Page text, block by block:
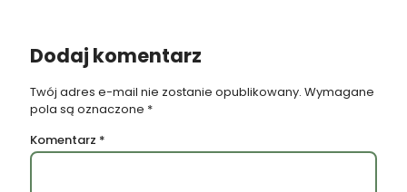
Dodaj komentarz
Twój adres e-mail nie zostanie opublikowany. Wymagane
pola są oznaczone *
Komentarz *